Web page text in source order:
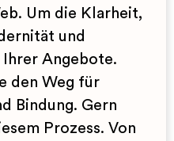
Um die Klarheit,
und
Angebote.
den Weg für
Bindung. Gern
Prozess. Von
Analyse von
und
mit